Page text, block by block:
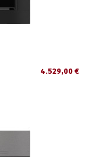
4.529,00 €